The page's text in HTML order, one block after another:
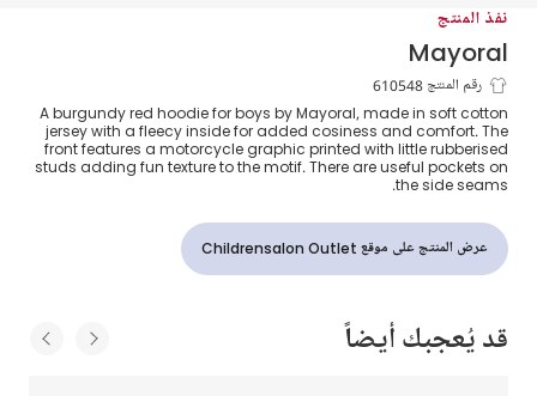
نفذ المنتج
Mayoral
هودي قطن بطبعة دراجة نارية لون أحمر
للأولاد
رقم المنتج 610548
A burgundy red hoodie for boys by Mayoral, made in soft cotton
jersey with a fleecy inside for added cosiness and comfort. The
front features a motorcycle graphic printed with little rubberised
studs adding fun texture to the motif. There are useful pockets on
the side seams.
عرض المنتج على موقع Childrensalon Outlet
قد يُعجبك أيضاً